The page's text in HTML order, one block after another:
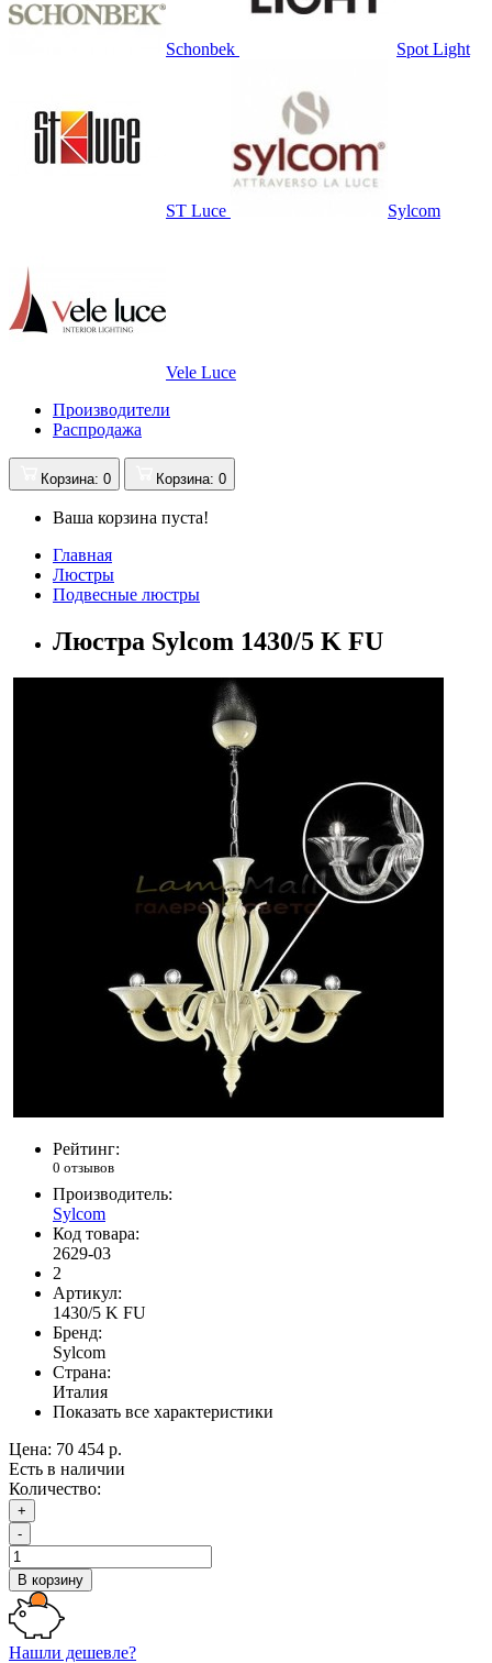
Schonbek Spot Light
ST Luce Sylcom
Vele Luce
Производители
Распродажа
Корзина: 0 Корзина: 0
Ваша корзина пуста!
Главная
Люстры
Подвесные люстры
Люстра Sylcom 1430/5 K FU
Рейтинг:
0 отзывов
Производитель:
Sylcom
Код товара:
2629-03
2
Артикул:
1430/5 K FU
Бренд:
Sylcom
Страна:
Италия
Показать все характеристики
Цена: 70 454 р.
Есть в наличии
Количество:
+
-
В корзину
Нашли дешевле?